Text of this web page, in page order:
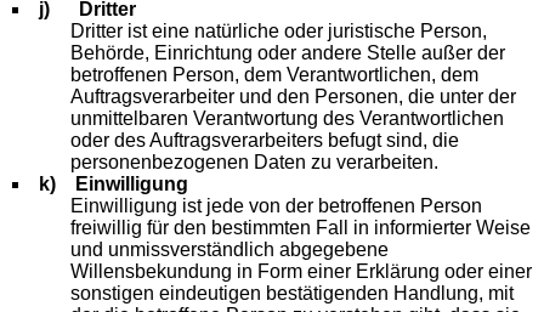
j) Dritter
Dritter ist eine natürliche oder juristische Person,
Behörde, Einrichtung oder andere Stelle außer der
betroffenen Person, dem Verantwortlichen, dem
Auftragsverarbeiter und den Personen, die unter der
unmittelbaren Verantwortung des Verantwortlichen
oder des Auftragsverarbeiters befugt sind, die
personenbezogenen Daten zu verarbeiten.
k) Einwilligung
Einwilligung ist jede von der betroffenen Person
freiwillig für den bestimmten Fall in informierter Weise
und unmissverständlich abgegebene
Willensbekundung in Form einer Erklärung oder einer
sonstigen eindeutigen bestätigenden Handlung, mit